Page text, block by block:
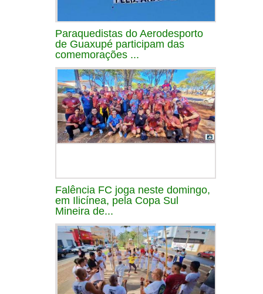
Paraquedistas do Aerodesporto
de Guaxupé participam das
comemorações ...
Falência FC joga neste domingo,
em Ilicínea, pela Copa Sul
Mineira de...